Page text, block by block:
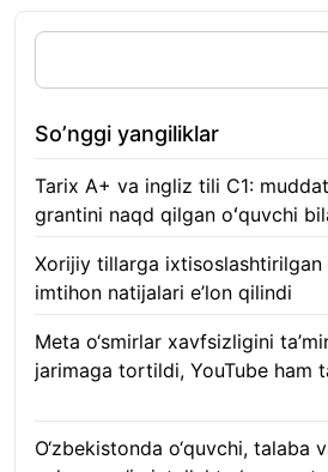
So’nggi yangiliklar
Tarix A+ va ingliz tili C1:
grantini naqd qilgan oʻquvchi
Xorijiy tillarga ixtisoslashtirilgan
imtihon natijalari e’lon qilindi
Meta o‘smirlar xavfsizligini
jarimaga tortildi, YouTube ham
O‘zbekistonda o‘quvchi, talaba